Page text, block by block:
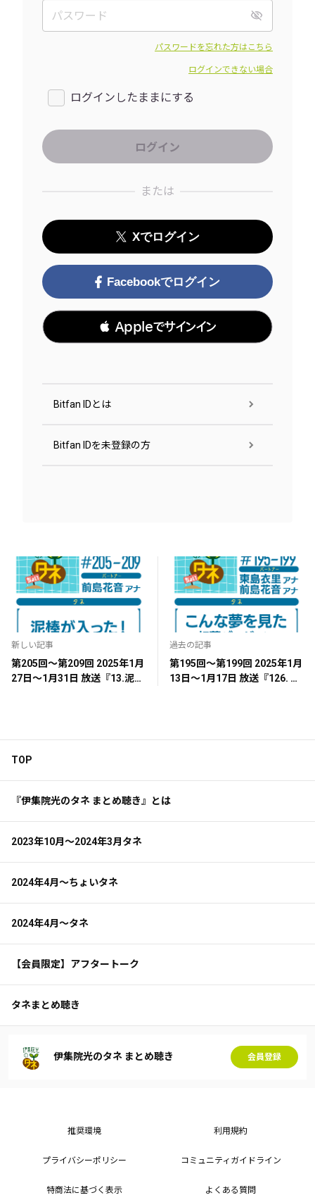
パスワードを忘れた方はこちら
ログインできない場合
ログインしたままにする
または
Xでログイン
Facebookでログイン
 Appleでサインイン
Bitfan IDとは
Bitfan IDを未登録の方
新しい記事
第205回～第209回 2025年1月
27日～1月31日 放送『13.泥棒
過去の記事
第195回～第199回 2025年1月
13日～1月17日 放送『126. こ
TOP
『伊集院光のタネ まとめ聴き』とは
2023年10月～2024年3月タネ
2024年4月～ちょいタネ
2024年4月～タネ
【会員限定】アフタートーク
タネまとめ聴き
伊集院光のタネ まとめ聴き 会員登録
推奨環境 利用規約
プライバシーポリシー コミュニティガイドライン
特商法に基づく表示 よくある質問